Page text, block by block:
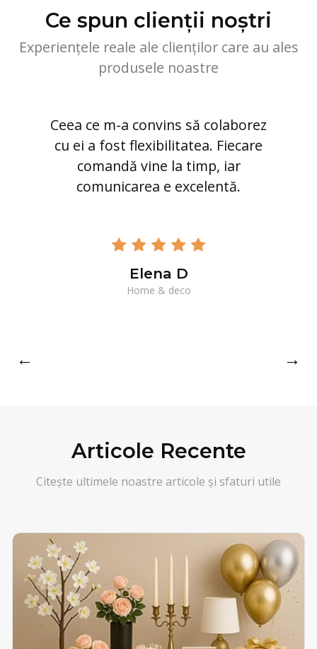
Ce spun clienții noștri
Experiențele reale ale clienților care au ales
produsele noastre
Ceea ce m-a convins să colaborez
cu ei a fost flexibilitatea. Fiecare
comandă vine la timp, iar
comunicarea e excelentă.
Elena D
Home & deco
← →
Articole Recente
Citește ultimele noastre articole și sfaturi utile